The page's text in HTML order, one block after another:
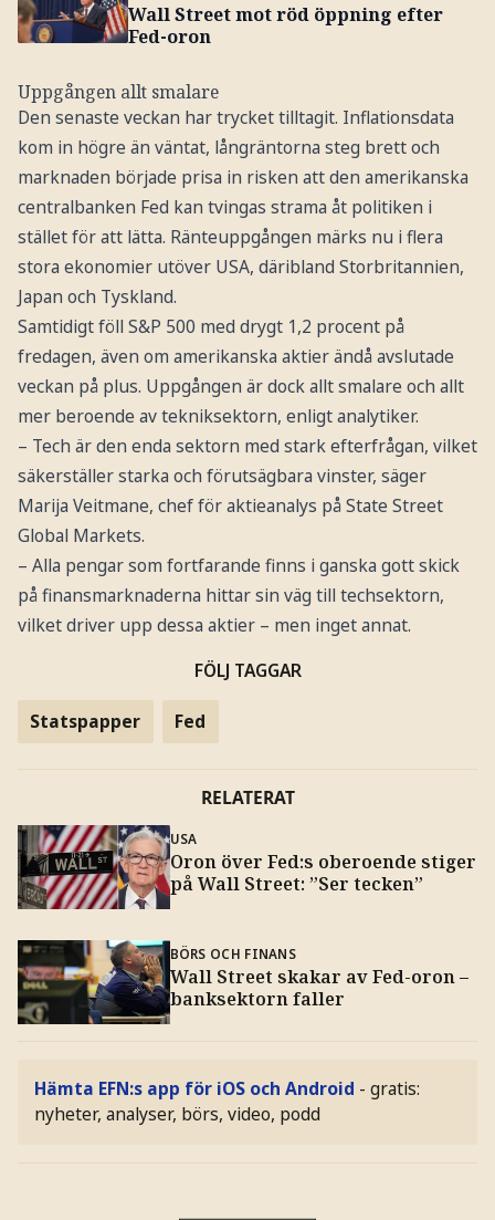
Wall Street mot röd öppning efter
Fed-oron
Uppgången allt smalare
Den senaste veckan har trycket tilltagit. Inflationsdata
kom in högre än väntat, långräntorna steg brett och
marknaden började prisa in risken att den amerikanska
centralbanken Fed kan tvingas strama åt politiken i
stället för att lätta. Ränteuppgången märks nu i flera
stora ekonomier utöver USA, däribland Storbritannien,
Japan och Tyskland.
Samtidigt föll S&P 500 med drygt 1,2 procent på
fredagen, även om amerikanska aktier ändå avslutade
veckan på plus. Uppgången är dock allt smalare och allt
mer beroende av tekniksektorn, enligt analytiker.
– Tech är den enda sektorn med stark efterfrågan, vilket
säkerställer starka och förutsägbara vinster, säger
Marija Veitmane, chef för aktieanalys på State Street
Global Markets.
– Alla pengar som fortfarande finns i ganska gott skick
på finansmarknaderna hittar sin väg till techsektorn,
vilket driver upp dessa aktier – men inget annat.
FÖLJ TAGGAR
Statspapper Fed
RELATERAT
USA
Oron över Fed:s oberoende stiger
på Wall Street: ”Ser tecken”
BÖRS OCH FINANS
Wall Street skakar av Fed-oron –
banksektorn faller
Hämta EFN:s app för iOS och Android - gratis:
nyheter, analyser, börs, video, podd